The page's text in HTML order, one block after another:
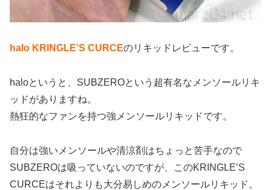
halo KRINGLE’S CURCEのリキッドレビューです。
haloというと、SUBZEROという超有名なメンソールリキ
ッドがありますね。
熱狂的なファンを持つ強メンソールリキッドです。
自分は強いメンソールや清涼剤はちょっと苦手なので
SUBZEROは吸っていないのですが、このKRINGLE’S
CURCEはそれよりも大分易しめのメンソールリキッド。